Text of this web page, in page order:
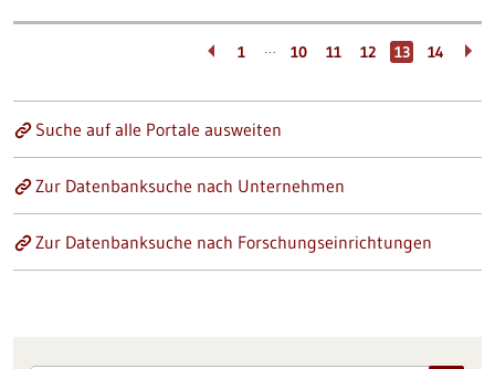
1 … 10 11 12 13 14
Suche auf alle Portale ausweiten
Zur Datenbanksuche nach Unternehmen
Zur Datenbanksuche nach Forschungseinrichtungen